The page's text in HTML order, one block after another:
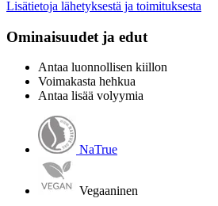
Lisätietoja lähetyksestä ja toimituksesta
Ominaisuudet ja edut
Antaa luonnollisen kiillon
Voimakasta hehkua
Antaa lisää volyymia
NaTrue
Vegaaninen